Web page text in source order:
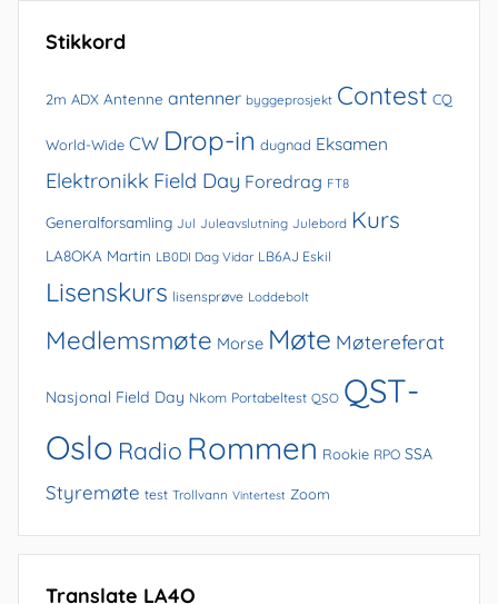
Stikkord
2m ADX Antenne antenner byggeprosjekt Contest CQ
World-Wide CW Drop-in dugnad Eksamen
Elektronikk Field Day Foredrag FT8
Generalforsamling Jul Juleavslutning Julebord Kurs
LA8OKA Martin LB0DI Dag Vidar LB6AJ Eskil
Lisenskurs lisensprøve Loddebolt
Medlemsmøte Morse Møte Møtereferat
Nasjonal Field Day Nkom Portabeltest QSO QST-
Oslo Radio Rommen Rookie RPO SSA
Styremøte test Trollvann Vintertest Zoom
Translate LA4O